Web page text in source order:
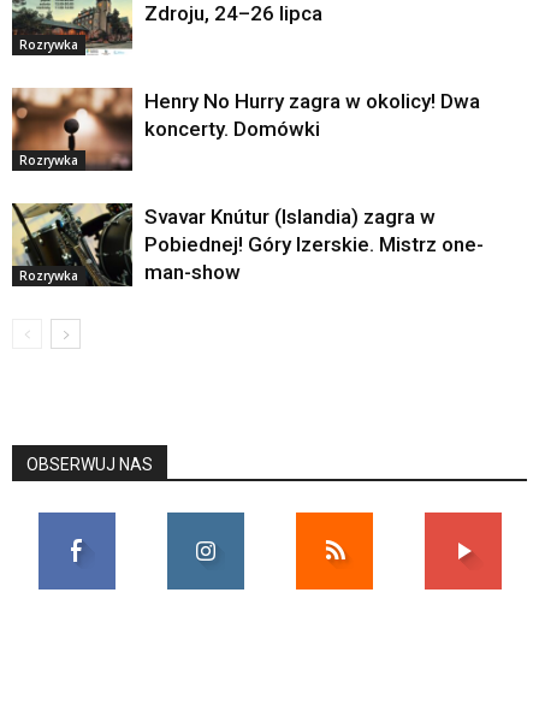
Rozrywka
Zdroju, 24–26 lipca
Rozrywka
Henry No Hurry zagra w okolicy! Dwa
koncerty. Domówki
Rozrywka
Svavar Knútur (Islandia) zagra w
Pobiednej! Góry Izerskie. Mistrz one-
man-show
OBSERWUJ NAS